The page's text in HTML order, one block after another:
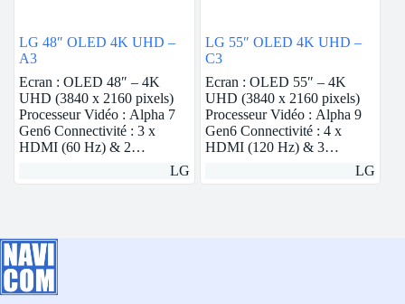
LG 48″ OLED 4K UHD –
A3
Ecran : OLED 48″ – 4K
UHD (3840 x 2160 pixels)
Processeur Vidéo : Alpha 7
Gen6 Connectivité : 3 x
HDMI (60 Hz) & 2…
LG
LG 55″ OLED 4K UHD –
C3
Ecran : OLED 55″ – 4K
UHD (3840 x 2160 pixels)
Processeur Vidéo : Alpha 9
Gen6 Connectivité : 4 x
HDMI (120 Hz) & 3…
LG